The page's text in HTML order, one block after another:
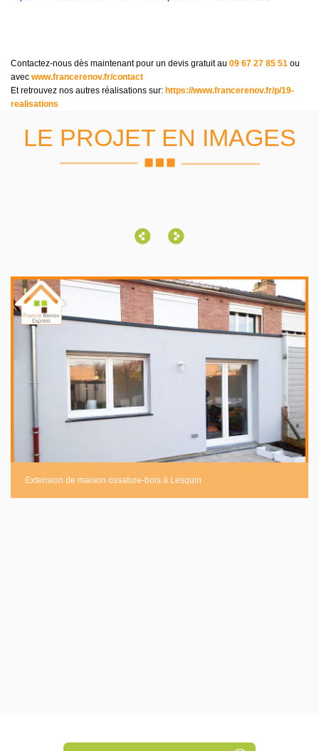
Contactez-nous dès maintenant pour un devis gratuit au 09 67 27 85 51 ou
avec www.francerenov.fr/contact
Et retrouvez nos autres réalisations sur: https://www.francerenov.fr/p/19-
realisations
LE PROJET EN IMAGES
Extension de maison ossature-bois à Lesquin